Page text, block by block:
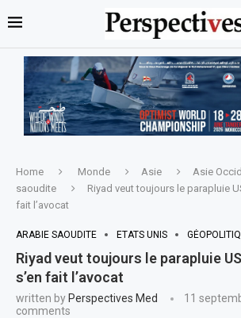
Home Monde Asie Asie
saoudite
Riyad veut toujours le parapluie
fait l’avocat
ARABIE SAOUDITE ETATS UNIS
Riyad veut toujours le parapluie US
s’en fait l’avocat
written by Perspectives Med 11
comments